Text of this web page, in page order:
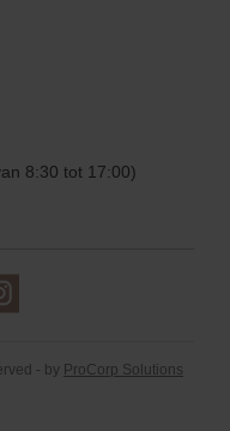
8:30 tot 17:00)
- by ProCorp Solutions